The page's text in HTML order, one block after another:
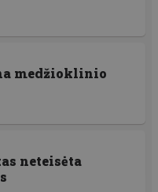
medžioklinio
neteisėta